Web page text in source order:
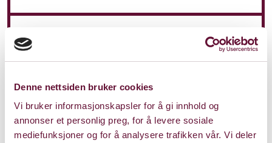
Denne nettsiden bruker cookies
Vi bruker informasjonskapsler for å gi innhold og
annonser et personlig preg, for å levere sosiale
mediefunksjoner og for å analysere trafikken vår. Vi deler
Søndag 26. november 2023
Kl. 17:00